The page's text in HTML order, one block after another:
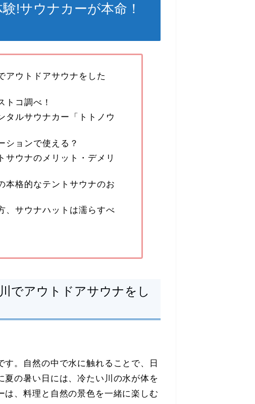
!サウナカーが本命！
アウトドアサウナをした
トコ調べ！
タルサウナカー「トトノウ
ションで使える？
サウナのメリット・デメリ
本格的なテントサウナのお
、サウナハットは濡らすべ
でアウトドアサウナをし
。自然の中で水に触れることで、日
の暑い日には、冷たい川の水が体を
、料理と自然の景色を一緒に楽しむ